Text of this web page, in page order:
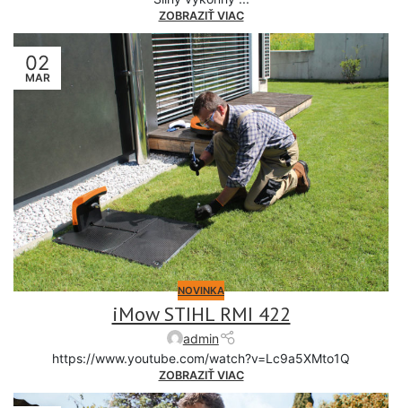
ZOBRAZIŤ VIAC
02
MAR
NOVINKA
iMow STIHL RMI 422
admin
https://www.youtube.com/watch?v=Lc9a5XMto1Q
ZOBRAZIŤ VIAC